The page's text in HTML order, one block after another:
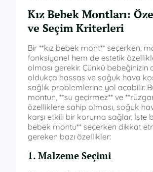
Kız Bebek Montları:
ve Seçim Kriterleri
Bir **kız bebek mont** seçerken,
fonksiyonel hem de estetik
olması gerekir. Çünkü bebeğinizin
oldukça hassas ve soğuk hava
sağlık problemlerine yol açabilir.
montun, **su geçirmez** ve
özelliklere sahip olması, soğuk
karşı etkili bir koruma sağlar. İşte
bebek montu** seçerken dikkat
gereken bazı özellikler:
1. Malzeme Seçimi